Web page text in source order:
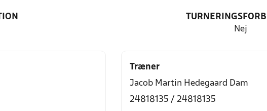
Nej
Træner
Jacob Martin Hedegaard Dam
24818135 / 24818135